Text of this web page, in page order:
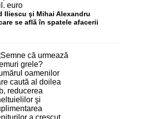
Iliescu şi Mihai Alexandru
se află în spatele afacerii